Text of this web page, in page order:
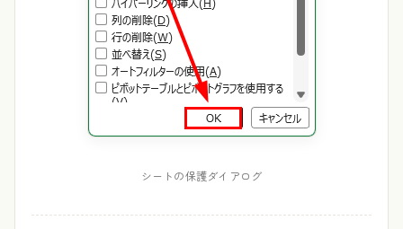
シートの保護ダイアログ